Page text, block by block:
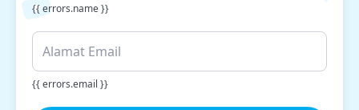
{{ errors.name }}
{{ errors.email }}